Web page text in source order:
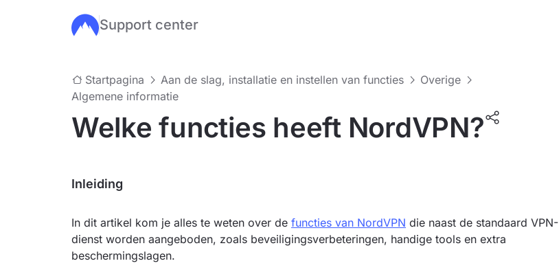
Ga naar de hoofdinhoud
Support center
Startpagina Aan de slag, installatie en instellen van functies
Overige
Algemene informatie
Welke functies heeft NordVPN?
Inleiding
In dit artikel kom je alles te weten over de functies van NordVPN die naast de standaard VPN-
dienst worden aangeboden, zoals beveiligingsverbeteringen, handige tools en extra
beschermingslagen.